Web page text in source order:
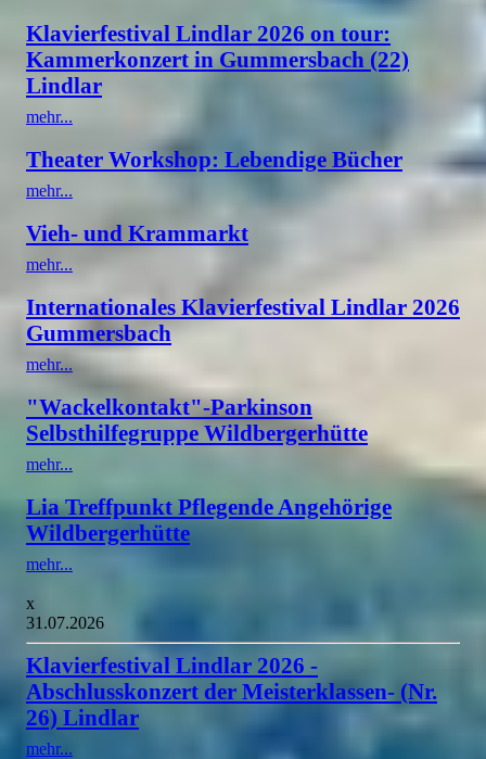
Klavierfestival Lindlar 2026 on tour:
Kammerkonzert in Gummersbach (22)
Lindlar
mehr...
Theater Workshop: Lebendige Bücher
mehr...
Vieh- und Krammarkt
mehr...
Internationales Klavierfestival Lindlar 2026
Gummersbach
mehr...
"Wackelkontakt"-Parkinson
Selbsthilfegruppe Wildbergerhütte
mehr...
Lia Treffpunkt Pflegende Angehörige
Wildbergerhütte
mehr...
x
31.07.2026
Klavierfestival Lindlar 2026 -
Abschlusskonzert der Meisterklassen- (Nr.
26) Lindlar
mehr...